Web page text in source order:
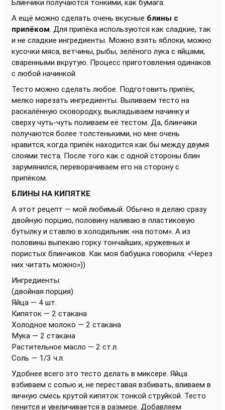
Блинчики получаются тонкими, как бумага.
А ещё можно сделать очень вкусные блины с
припёком. Для припёка используются как сладкие, так
и не сладкие ингредиенты. Можно взять яблоки, можно
кусочки мяса, ветчины, рыбы, зелёного лука с яйцами,
сваренными вкрутую. Процесс приготовления одинаков
с любой начинкой.
Тесто можно сделать любое. Подготовить припёк,
мелко нарезать ингредиенты. Выливаем тесто на
раскалённую сковородку, выкладываем начинку и
сверху чуть-чуть поливаем её тестом. Да, блинчики
получаются более толстенькими, но мне очень
нравится, когда припёк находится как бы между двумя
слоями теста. После того как с одной стороны блин
зарумянился, переворачиваем его на сторону с
припёком.
БЛИНЫ НА КИПЯТКЕ
А этот рецепт — мой любимый. Обычно я делаю сразу
двойную порцию, половину наливаю в пластиковую
бутылку и ставлю в холодильник «на потом». А из
половины выпекаю горку тончайших, кружевных и
пористых блинчиков. Как моя бабушка говорила: «Через
них читать можно»))
Ингредиенты:
(двойная порция)
Яйца — 4 шт.
Кипяток — 2 стакана
Холодное молоко — 2 стакана
Мука — 2 стакана
Растительное масло — 2 ст.л.
Соль — 1/3 ч.л.
Удобнее всего это тесто делать в миксере. Яйца
взбиваем с солью и, не переставая взбивать, вливаем в
яичную смесь крутой кипяток тонкой струйкой. Тесто
пенится и увеличивается в размере. Добавляем